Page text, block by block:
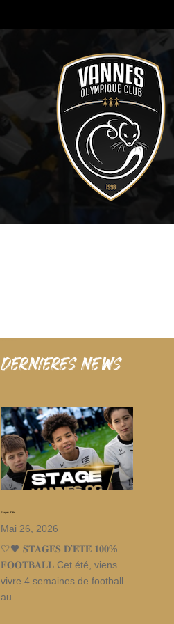
dernieres news
Stages d’été
Mai 26, 2026
🤍🖤 𝐒𝐓𝐀𝐆𝐄𝐒 𝐃’𝐄́𝐓𝐄́ 𝟏𝟎𝟎%
𝐅𝐎𝐎𝐓𝐁𝐀𝐋𝐋 Cet été, viens
vivre 4 semaines de football
au...